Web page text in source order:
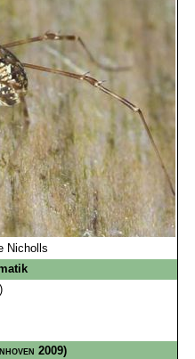
Nicholls
2009)